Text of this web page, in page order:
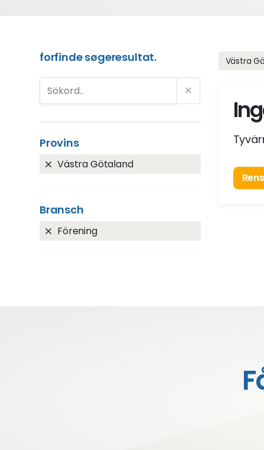
forfinde søgeresultat.
Provins
Västra Götaland
Bransch
Förening
Västra